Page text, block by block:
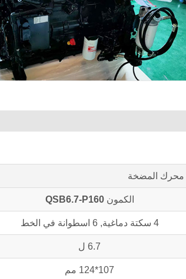
محرك المضخة
الكمونQSB6.7-P160
4 سكتة دماغية, 6 اسطوانة في الخط
6.7 ل
107*124 مم